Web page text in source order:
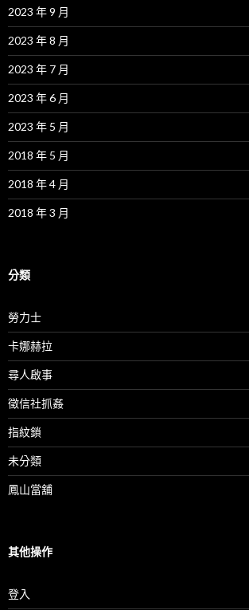
2023 年 9 月
2023 年 8 月
2023 年 7 月
2023 年 6 月
2023 年 5 月
2018 年 5 月
2018 年 4 月
2018 年 3 月
分類
勞力士
卡娜赫拉
尋人啟事
徵信社抓姦
指紋鎖
未分類
鳳山當舖
其他操作
登入